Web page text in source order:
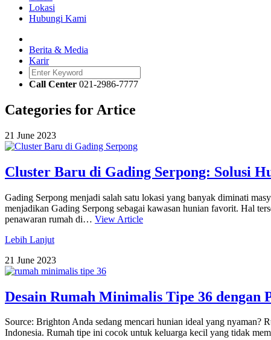
Lokasi
Hubungi Kami
Berita & Media
Karir
Call Center 021-2986-7777
Categories for Artice
21 June 2023
Cluster Baru di Gading Serpong: Solusi
Gading Serpong menjadi salah satu lokasi yang banyak diminati
menjadikan Gading Serpong sebagai kawasan hunian favorit. Hal
penawaran rumah di… View Article
Lebih Lanjut
21 June 2023
Desain Rumah Minimalis Tipe 36 dengan
Source: Brighton Anda sedang mencari hunian ideal yang nyaman?
Indonesia. Rumah tipe ini cocok untuk keluarga kecil yang tidak